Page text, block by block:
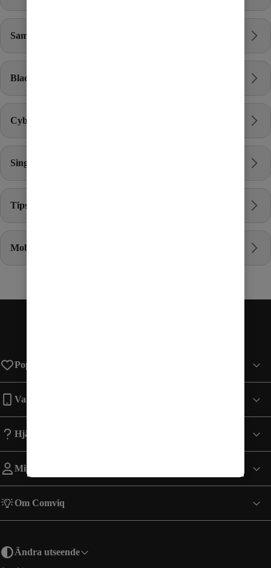
Samsung Galaxy
Black Friday
Cyber Monday
Singles Day
Tips och inspiration
Mobilen på köpet
Populära sidor
Varumärken
Hjälp
Mitt Konto
Om Comviq
Ändra utseende